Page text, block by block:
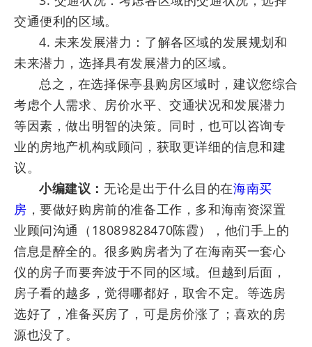
交通便利的区域。
4. 未来发展潜力：了解各区域的发展规划和
未来潜力，选择具有发展潜力的区域。
总之，在选择保亭县购房区域时，建议您综合
考虑个人需求、房价水平、交通状况和发展潜力
等因素，做出明智的决策。同时，也可以咨询专
业的房地产机构或顾问，获取更详细的信息和建
议。
小编建议： 无论是出于什么目的在海南买
房 ，要做好购房前的准备工作，多和海南资深置
业顾问沟通（18089828470陈霞），他们手上的
信息是醉全的。很多购房者为了在海南买一套心
仪的房子而要奔波于不同的区域。但越到后面，
房子看的越多，觉得哪都好，取舍不定。等选房
选好了，准备买房了，可是房价涨了；喜欢的房
源也没了。